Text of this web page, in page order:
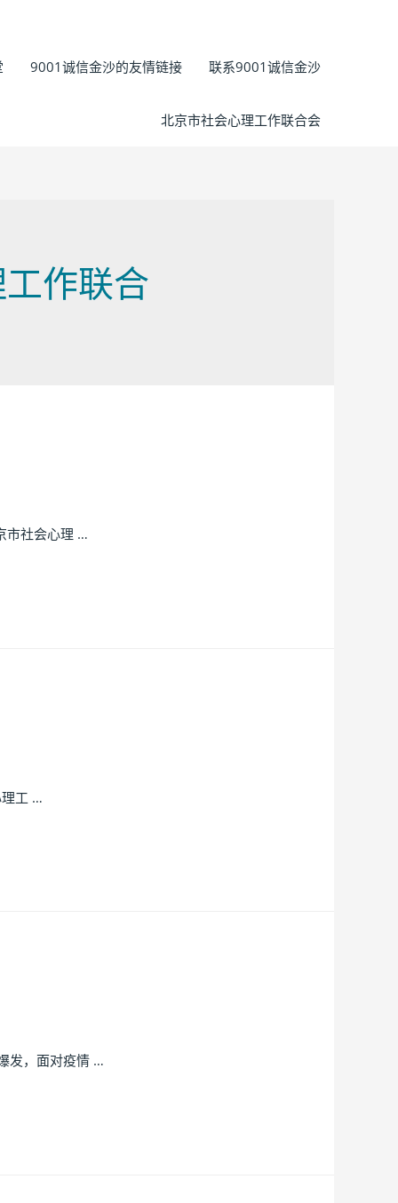
9001诚信金沙的友情链接 联系9001诚信金沙
北京市社会心理工作联合会
作联合
市社会心理 …
工 …
发，面对疫情 …